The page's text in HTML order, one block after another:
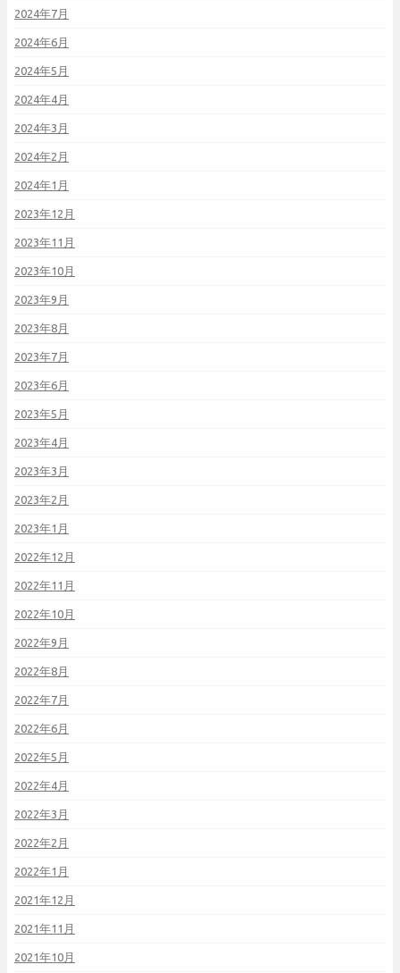
2024年7月
2024年6月
2024年5月
2024年4月
2024年3月
2024年2月
2024年1月
2023年12月
2023年11月
2023年10月
2023年9月
2023年8月
2023年7月
2023年6月
2023年5月
2023年4月
2023年3月
2023年2月
2023年1月
2022年12月
2022年11月
2022年10月
2022年9月
2022年8月
2022年7月
2022年6月
2022年5月
2022年4月
2022年3月
2022年2月
2022年1月
2021年12月
2021年11月
2021年10月